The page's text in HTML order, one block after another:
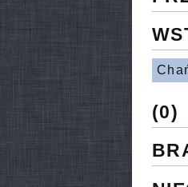
(0)